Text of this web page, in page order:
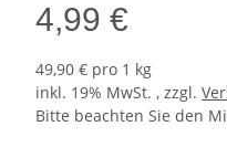
4,99 €
49,90 € pro 1 kg
inkl. 19% MwSt. , zzgl.
Bitte beachten Sie den